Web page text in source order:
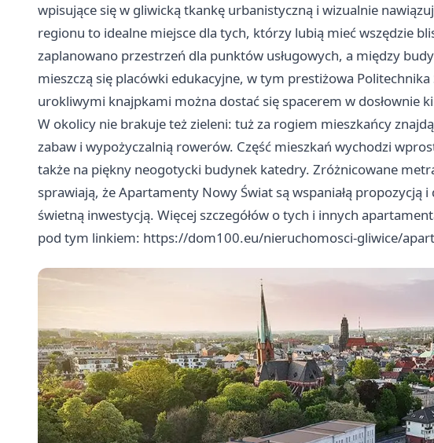
wpisujące się w gliwicką tkankę urbanistyczną i wizualnie
regionu to idealne miejsce dla tych, którzy lubią mieć wszędzie
zaplanowano przestrzeń dla punktów usługowych, a między
mieszczą się placówki edukacyjne, w tym prestiżowa
urokliwymi knajpkami można dostać się spacerem w dosłownie
W okolicy nie brakuje też zieleni: tuż za rogiem mieszkańcy
zabaw i wypożyczalnią rowerów. Część mieszkań wychodzi
także na piękny neogotycki budynek katedry. Zróżnicowane
sprawiają, że Apartamenty Nowy Świat są wspaniałą propozycją
świetną inwestycją. Więcej szczegółów o tych i innych
pod tym linkiem: https://dom100.eu/nieruchomosci-gliwice/